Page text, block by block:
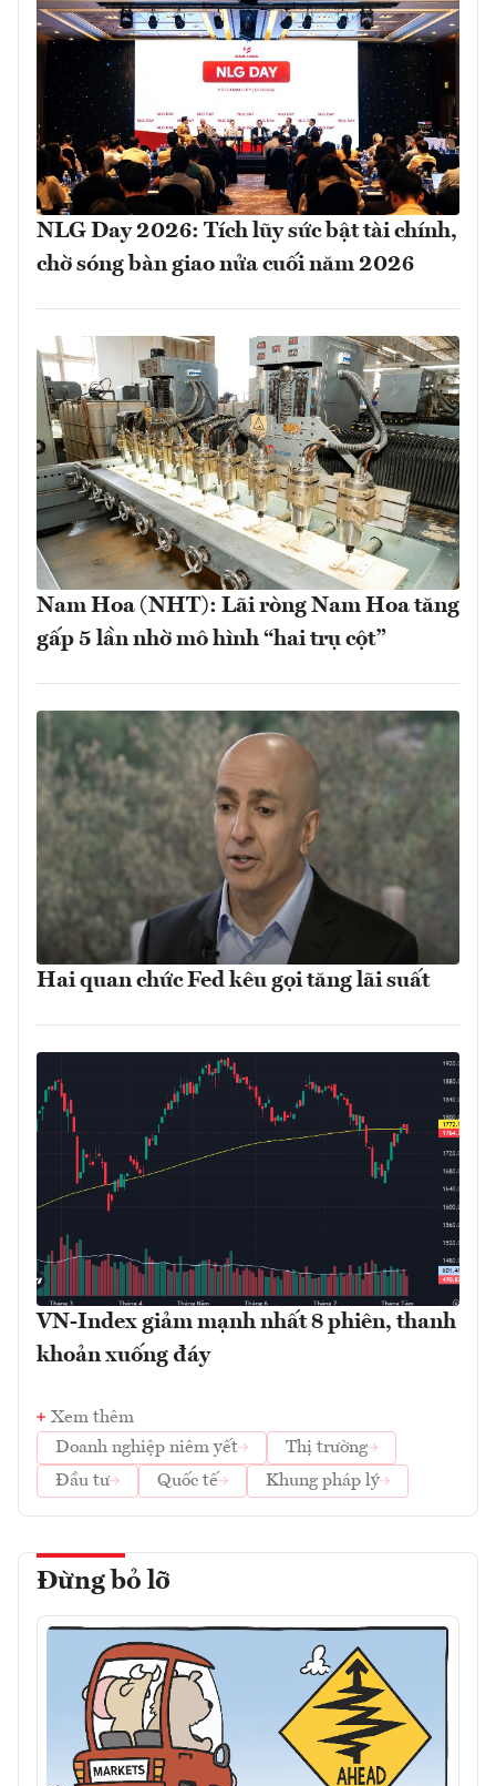
NLG Day 2026: Tích lũy sức bật tài chính,
chờ sóng bàn giao nửa cuối năm 2026
Nam Hoa (NHT): Lãi ròng Nam Hoa tăng
gấp 5 lần nhờ mô hình “hai trụ cột”
Hai quan chức Fed kêu gọi tăng lãi suất
VN-Index giảm mạnh nhất 8 phiên, thanh
khoản xuống đáy
Xem thêm
Doanh nghiệp niêm yết
Thị trường
Đầu tư
Quốc tế Khung pháp lý
Đừng bỏ lỡ